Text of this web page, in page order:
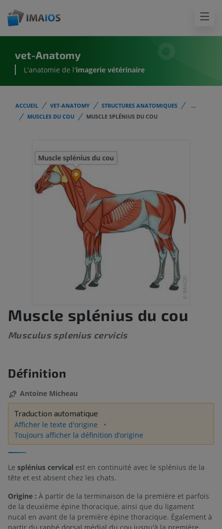
vet-Anatomy
L'anatomie de l'imagerie vétérinaire
ACCUEIL VET-ANATOMY STRUCTURES ANATOMIQUES
...
MUSCLES DU COU
MUSCLE SPLÉNIUS DU COU
Muscle splénius du cou
Musculus splenius cervicis
Définition
Antoine Micheau
Traduction automatique
Afficher le texte d'origine
Toujours afficher la définition d’origine
Le splénius cervical est en continuité avec le splénius de la
tête et est absent chez les chats.
Origine : À partir de la terminaison de la première et parfois
de la deuxième épine thoracique, ainsi que du ligament
nucal en avant de la première épine thoracique. Également à
partir du raphé dorsal médial du cou jusqu'à la première